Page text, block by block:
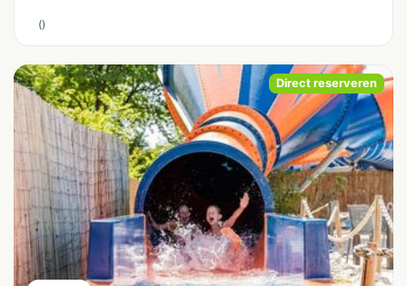
()
Direct reserveren